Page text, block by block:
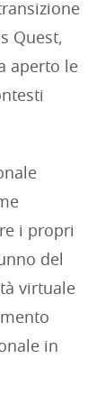
Quest,
aperto le
i propri
del
virtuale
in